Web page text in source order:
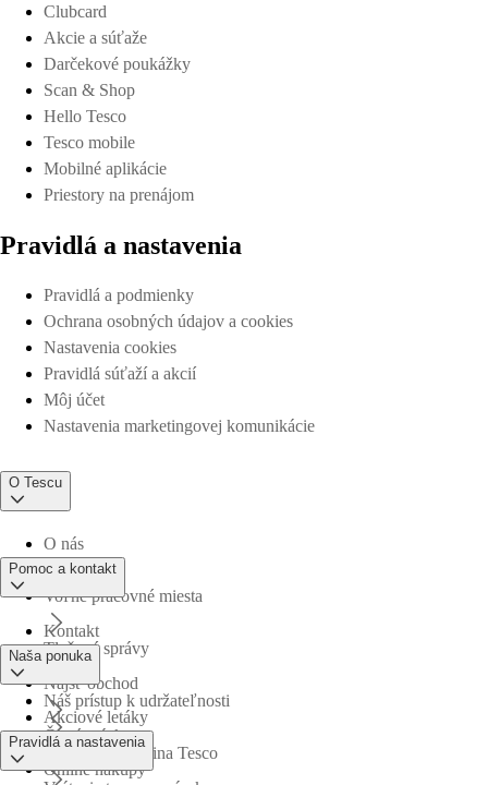
Clubcard
Akcie a súťaže
Darčekové poukážky
Scan & Shop
Hello Tesco
Tesco mobile
Mobilné aplikácie
Priestory na prenájom
Pravidlá a nastavenia
Pravidlá a podmienky
Ochrana osobných údajov a cookies
Nastavenia cookies
Pravidlá súťaží a akcií
Môj účet
Nastavenia marketingovej komunikácie
O Tescu
O nás
Voľné pracovné miesta
Tlačové správy
Náš prístup k udržateľnosti
Obchodná skupina Tesco
Pomoc a kontakt
Kontakt
Nájsť obchod
Časté otázky
Naša ponuka
Akciové letáky
Online nákupy
Pravidlá a nastavenia